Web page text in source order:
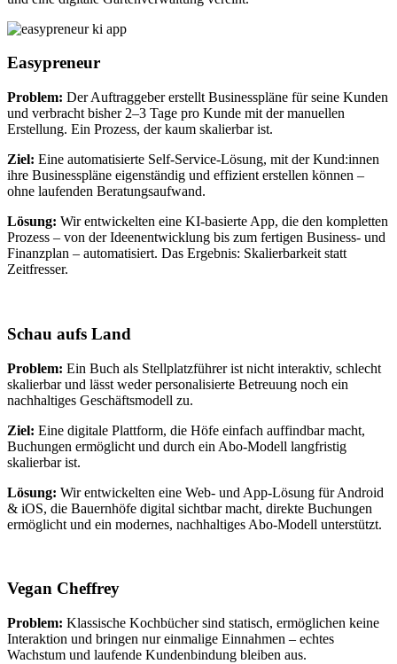
Easypreneur
Problem: Der Auftraggeber erstellt Businesspläne für seine Kunden
und verbracht bisher 2–3 Tage pro Kunde mit der manuellen
Erstellung. Ein Prozess, der kaum skalierbar ist.
Ziel: Eine automatisierte Self-Service-Lösung, mit der Kund:innen
ihre Businesspläne eigenständig und effizient erstellen können –
ohne laufenden Beratungsaufwand.
Lösung: Wir entwickelten eine KI-basierte App, die den kompletten
Prozess – von der Ideenentwicklung bis zum fertigen Business- und
Finanzplan – automatisiert. Das Ergebnis: Skalierbarkeit statt
Zeitfresser.
Schau aufs Land
Problem: Ein Buch als Stellplatzführer ist nicht interaktiv, schlecht
skalierbar und lässt weder personalisierte Betreuung noch ein
nachhaltiges Geschäftsmodell zu.
Ziel: Eine digitale Plattform, die Höfe einfach auffindbar macht,
Buchungen ermöglicht und durch ein Abo-Modell langfristig
skalierbar ist.
Lösung: Wir entwickelten eine Web- und App-Lösung für Android
& iOS, die Bauernhöfe digital sichtbar macht, direkte Buchungen
ermöglicht und ein modernes, nachhaltiges Abo-Modell unterstützt.
Vegan Cheffrey
Problem: Klassische Kochbücher sind statisch, ermöglichen keine
Interaktion und bringen nur einmalige Einnahmen – echtes
Wachstum und laufende Kundenbindung bleiben aus.